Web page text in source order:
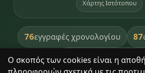
Ο σκοπός των cookies είναι η
Χάρτης Ιστότοπου
76εγγραφές χρονολογίου 87
391βιβλία